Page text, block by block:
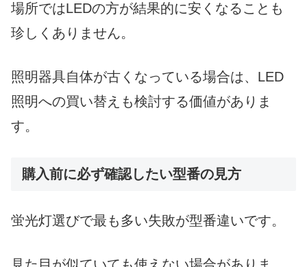
場所ではLEDの方が結果的に安くなることも
珍しくありません。
照明器具自体が古くなっている場合は、LED
照明への買い替えも検討する価値がありま
す。
購入前に必ず確認したい型番の見方
蛍光灯選びで最も多い失敗が型番違いです。